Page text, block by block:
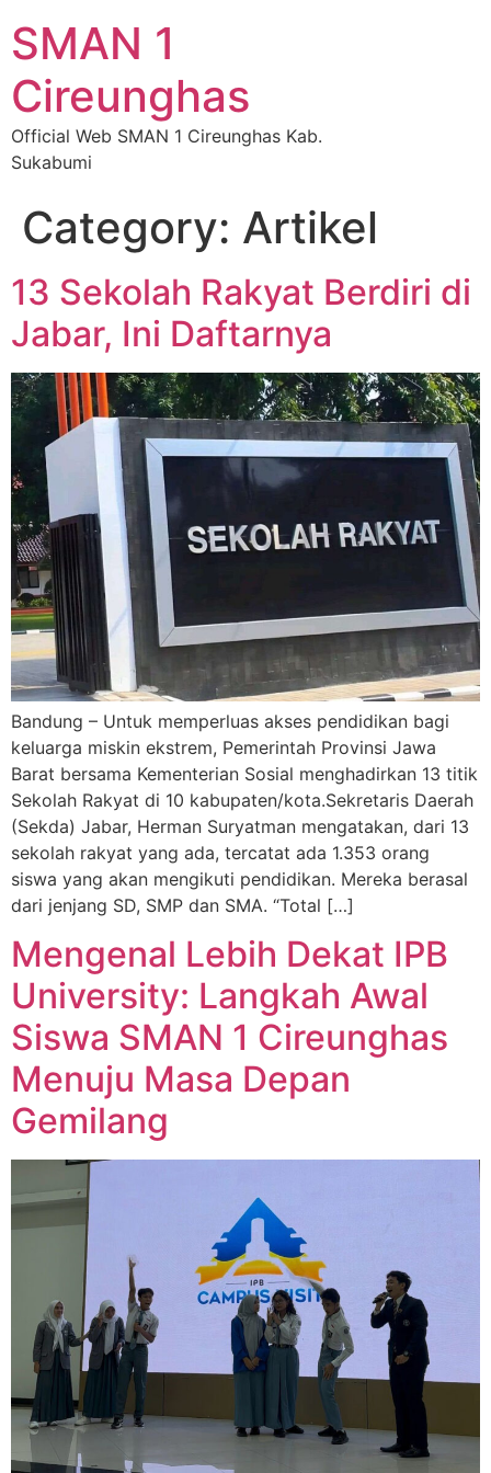
SMAN 1
Cireunghas
Official Web SMAN 1 Cireunghas Kab.
Sukabumi
Category: Artikel
13 Sekolah Rakyat Berdiri di
Jabar, Ini Daftarnya
Bandung – Untuk memperluas akses pendidikan bagi
keluarga miskin ekstrem, Pemerintah Provinsi Jawa
Barat bersama Kementerian Sosial menghadirkan 13 titik
Sekolah Rakyat di 10 kabupaten/kota.Sekretaris Daerah
(Sekda) Jabar, Herman Suryatman mengatakan, dari 13
sekolah rakyat yang ada, tercatat ada 1.353 orang
siswa yang akan mengikuti pendidikan. Mereka berasal
dari jenjang SD, SMP dan SMA. “Total […]
Mengenal Lebih Dekat IPB
University: Langkah Awal
Siswa SMAN 1 Cireunghas
Menuju Masa Depan
Gemilang